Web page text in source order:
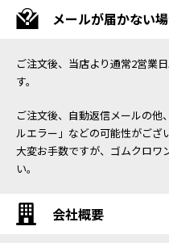
メールが届かない
ご注文後、当店より通常2営業
す。
ご注文後、自動返信メールの他
ルエラー」などの可能性がござ
大変お手数ですが、ゴムクロワ
い。
会社概要